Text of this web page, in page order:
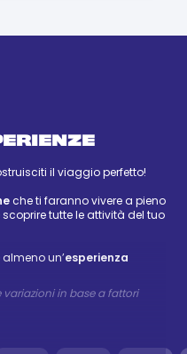
il viaggio perfetto!
che ti faranno vivere a pieno
scoprire tutte le attività del tuo
un’esperienza
variazioni in base a fattori